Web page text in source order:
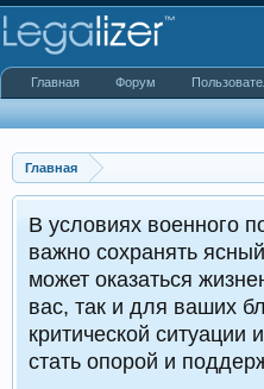
Главная
положения в
ясный ум и
жизненно важным
ваших близких, ведь в
ситуации именно вы
и поддержкой для
Главная Форум